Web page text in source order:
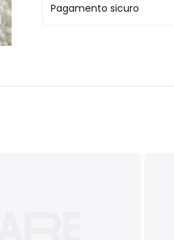
Pagamento sicuro